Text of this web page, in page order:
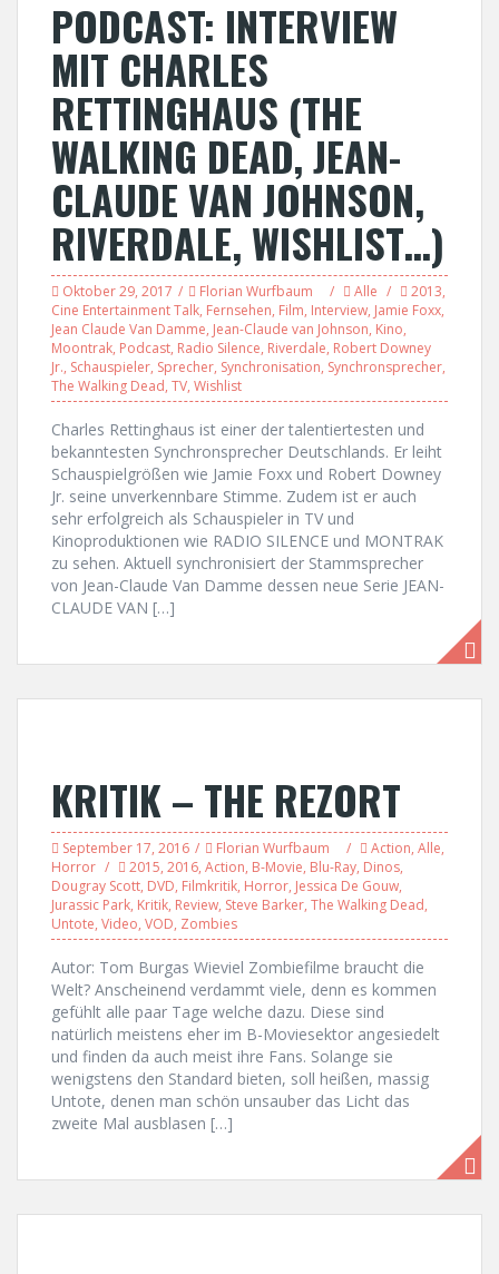
PODCAST: INTERVIEW
MIT CHARLES
RETTINGHAUS (THE
WALKING DEAD, JEAN-
CLAUDE VAN JOHNSON,
RIVERDALE, WISHLIST…)
Oktober 29, 2017 Florian Wurfbaum Alle 2013,
Cine Entertainment Talk, Fernsehen, Film, Interview, Jamie Foxx,
Jean Claude Van Damme, Jean-Claude van Johnson, Kino,
Moontrak, Podcast, Radio Silence, Riverdale, Robert Downey
Jr., Schauspieler, Sprecher, Synchronisation, Synchronsprecher,
The Walking Dead, TV, Wishlist
Charles Rettinghaus ist einer der talentiertesten und
bekanntesten Synchronsprecher Deutschlands. Er leiht
Schauspielgrößen wie Jamie Foxx und Robert Downey
Jr. seine unverkennbare Stimme. Zudem ist er auch
sehr erfolgreich als Schauspieler in TV und
Kinoproduktionen wie RADIO SILENCE und MONTRAK
zu sehen. Aktuell synchronisiert der Stammsprecher
von Jean-Claude Van Damme dessen neue Serie JEAN-
CLAUDE VAN […]
KRITIK – THE REZORT
September 17, 2016 Florian Wurfbaum Action, Alle,
Horror
2015, 2016, Action, B-Movie, Blu-Ray, Dinos,
Dougray Scott, DVD, Filmkritik, Horror, Jessica De Gouw,
Jurassic Park, Kritik, Review, Steve Barker, The Walking Dead,
Untote, Video, VOD, Zombies
Autor: Tom Burgas Wieviel Zombiefilme braucht die
Welt? Anscheinend verdammt viele, denn es kommen
gefühlt alle paar Tage welche dazu. Diese sind
natürlich meistens eher im B-Moviesektor angesiedelt
und finden da auch meist ihre Fans. Solange sie
wenigstens den Standard bieten, soll heißen, massig
Untote, denen man schön unsauber das Licht das
zweite Mal ausblasen […]